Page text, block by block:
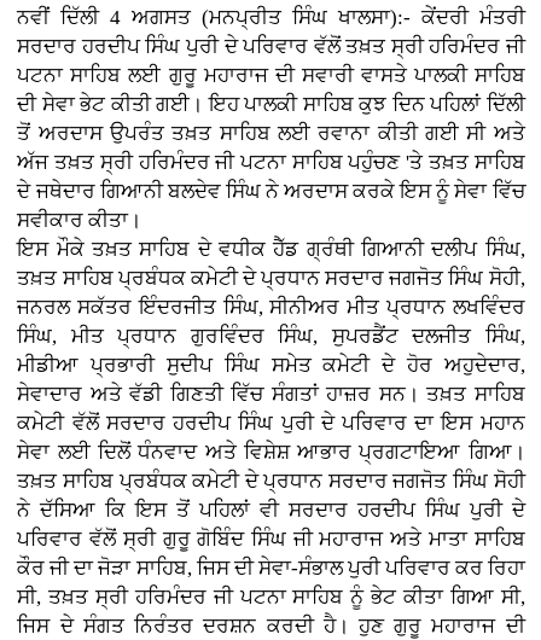
ਨਵੀਂ ਦਿੱਲੀ 4 ਅਗਸਤ (ਮਨਪ੍ਰੀਤ ਸਿੰਘ ਖਾਲਸਾ):- ਕੇਂਦਰੀ ਮੰਤਰੀ
ਸਰਦਾਰ ਹਰਦੀਪ ਸਿੰਘ ਪੁਰੀ ਦੇ ਪਰਿਵਾਰ ਵੱਲੋਂ ਤਖ਼ਤ ਸ੍ਰੀ ਹਰਿਮੰਦਰ ਜੀ
ਪਟਨਾ ਸਾਹਿਬ ਲਈ ਗੁਰੂ ਮਹਾਰਾਜ ਦੀ ਸਵਾਰੀ ਵਾਸਤੇ ਪਾਲਕੀ ਸਾਹਿਬ
ਦੀ ਸੇਵਾ ਭੇਟ ਕੀਤੀ ਗਈ। ਇਹ ਪਾਲਕੀ ਸਾਹਿਬ ਕੁਝ ਦਿਨ ਪਹਿਲਾਂ ਦਿੱਲੀ
ਤੋਂ ਅਰਦਾਸ ਉਪਰੰਤ ਤਖ਼ਤ ਸਾਹਿਬ ਲਈ ਰਵਾਨਾ ਕੀਤੀ ਗਈ ਸੀ ਅਤੇ
ਅੱਜ ਤਖ਼ਤ ਸ੍ਰੀ ਹਰਿਮੰਦਰ ਜੀ ਪਟਨਾ ਸਾਹਿਬ ਪਹੁੰਚਣ 'ਤੇ ਤਖ਼ਤ ਸਾਹਿਬ
ਦੇ ਜਥੇਦਾਰ ਗਿਆਨੀ ਬਲਦੇਵ ਸਿੰਘ ਨੇ ਅਰਦਾਸ ਕਰਕੇ ਇਸ ਨੂੰ ਸੇਵਾ ਵਿੱਚ
ਸਵੀਕਾਰ ਕੀਤਾ।
ਇਸ ਮੌਕੇ ਤਖ਼ਤ ਸਾਹਿਬ ਦੇ ਵਧੀਕ ਹੈੱਡ ਗ੍ਰੰਥੀ ਗਿਆਨੀ ਦਲੀਪ ਸਿੰਘ,
ਤਖ਼ਤ ਸਾਹਿਬ ਪ੍ਰਬੰਧਕ ਕਮੇਟੀ ਦੇ ਪ੍ਰਧਾਨ ਸਰਦਾਰ ਜਗਜੋਤ ਸਿੰਘ ਸੋਹੀ,
ਜਨਰਲ ਸਕੱਤਰ ਇੰਦਰਜੀਤ ਸਿੰਘ, ਸੀਨੀਅਰ ਮੀਤ ਪ੍ਰਧਾਨ ਲਖਵਿੰਦਰ
ਸਿੰਘ, ਮੀਤ ਪ੍ਰਧਾਨ ਗੁਰਵਿੰਦਰ ਸਿੰਘ, ਸੁਪਰਡੈਂਟ ਦਲਜੀਤ ਸਿੰਘ,
ਮੀਡੀਆ ਪ੍ਰਭਾਰੀ ਸੁਦੀਪ ਸਿੰਘ ਸਮੇਤ ਕਮੇਟੀ ਦੇ ਹੋਰ ਅਹੁਦੇਦਾਰ,
ਸੇਵਾਦਾਰ ਅਤੇ ਵੱਡੀ ਗਿਣਤੀ ਵਿੱਚ ਸੰਗਤਾਂ ਹਾਜ਼ਰ ਸਨ। ਤਖ਼ਤ ਸਾਹਿਬ
ਕਮੇਟੀ ਵੱਲੋਂ ਸਰਦਾਰ ਹਰਦੀਪ ਸਿੰਘ ਪੁਰੀ ਦੇ ਪਰਿਵਾਰ ਦਾ ਇਸ ਮਹਾਨ
ਸੇਵਾ ਲਈ ਦਿਲੋਂ ਧੰਨਵਾਦ ਅਤੇ ਵਿਸ਼ੇਸ਼ ਆਭਾਰ ਪ੍ਰਗਟਾਇਆ ਗਿਆ।
ਤਖ਼ਤ ਸਾਹਿਬ ਪ੍ਰਬੰਧਕ ਕਮੇਟੀ ਦੇ ਪ੍ਰਧਾਨ ਸਰਦਾਰ ਜਗਜੋਤ ਸਿੰਘ ਸੋਹੀ
ਨੇ ਦੱਸਿਆ ਕਿ ਇਸ ਤੋਂ ਪਹਿਲਾਂ ਵੀ ਸਰਦਾਰ ਹਰਦੀਪ ਸਿੰਘ ਪੁਰੀ ਦੇ
ਪਰਿਵਾਰ ਵੱਲੋਂ ਸ੍ਰੀ ਗੁਰੂ ਗੋਬਿੰਦ ਸਿੰਘ ਜੀ ਮਹਾਰਾਜ ਅਤੇ ਮਾਤਾ ਸਾਹਿਬ
ਕੌਰ ਜੀ ਦਾ ਜੋੜਾ ਸਾਹਿਬ, ਜਿਸ ਦੀ ਸੇਵਾ-ਸੰਭਾਲ ਪੁਰੀ ਪਰਿਵਾਰ ਕਰ ਰਿਹਾ
ਸੀ, ਤਖ਼ਤ ਸ੍ਰੀ ਹਰਿਮੰਦਰ ਜੀ ਪਟਨਾ ਸਾਹਿਬ ਨੂੰ ਭੇਟ ਕੀਤਾ ਗਿਆ ਸੀ,
ਜਿਸ ਦੇ ਸੰਗਤ ਨਿਰੰਤਰ ਦਰਸ਼ਨ ਕਰਦੀ ਹੈ। ਹੁਣ ਗੁਰੂ ਮਹਾਰਾਜ ਦੀ